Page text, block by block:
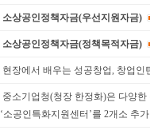
소상공인정책자금(우선지원자금)
소상공인정책자금(정책목적자금)
현장에서 배우는 성공창업, 창업인
중소기업청(청장 한정화)은 다양
‘소공인특화지원센터’를 2개소 추